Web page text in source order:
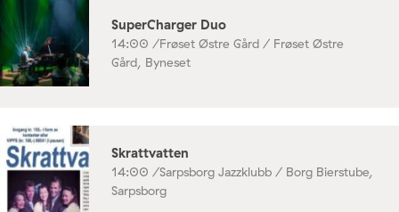
SuperCharger Duo
14:00 /Frøset Østre Gård / Frøset Østre
Gård, Byneset
Skrattvatten
14:00 /Sarpsborg Jazzklubb / Borg Bierstube,
Sarpsborg